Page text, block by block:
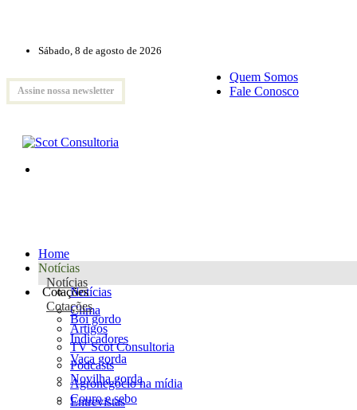
Sábado, 8 de agosto de 2026
Assine nossa newsletter
Quem Somos
Fale Conosco
Home
Notícias
Notícias
Notícias
Clima
Artigos
TV Scot Consultoria
Podcasts
Agronegócio na mídia
Entrevistas
Cotações
Cotações
Boi gordo
Indicadores
Vaca gorda
Novilha gorda
Couro e sebo